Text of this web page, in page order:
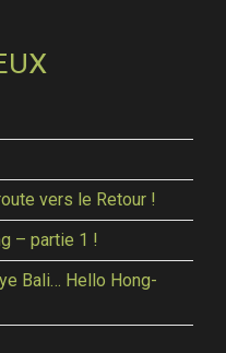
vers le Retour !
– partie 1 !
Bali… Hello Hong-